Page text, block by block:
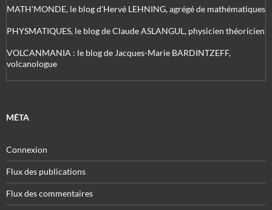
MATH'MONDE, le blog d'Hervé LEHNING, agrégé de mathématiques
PHYSMATIQUES, le blog de Claude ASLANGUL, physicien théoricien
VOLCANMANIA : le blog de Jacques-Marie BARDINTZEFF,
volcanologue
MÉTA
Connexion
Flux des publications
Flux des commentaires